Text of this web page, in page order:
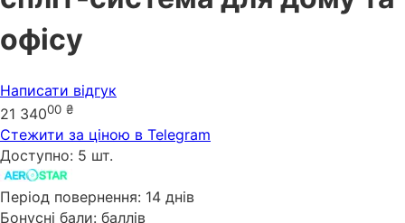
офісу
Написати відгук
21 34000 ₴
Стежити за ціною в Telegram
Доступно: 5 шт.
Період повернення: 14 днів
Бонусні бали: баллів